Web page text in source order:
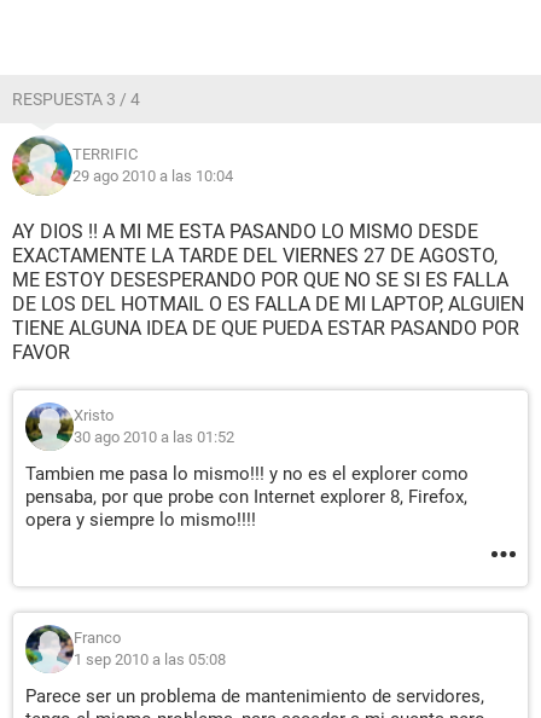
RESPUESTA 3 / 4
TERRIFIC
29 ago 2010 a las 10:04
AY DIOS !! A MI ME ESTA PASANDO LO MISMO DESDE
EXACTAMENTE LA TARDE DEL VIERNES 27 DE AGOSTO,
ME ESTOY DESESPERANDO POR QUE NO SE SI ES FALLA
DE LOS DEL HOTMAIL O ES FALLA DE MI LAPTOP, ALGUIEN
TIENE ALGUNA IDEA DE QUE PUEDA ESTAR PASANDO POR
FAVOR
Xristo
30 ago 2010 a las 01:52
Tambien me pasa lo mismo!!! y no es el explorer como
pensaba, por que probe con Internet explorer 8, Firefox,
opera y siempre lo mismo!!!!
Franco
1 sep 2010 a las 05:08
Parece ser un problema de mantenimiento de servidores,